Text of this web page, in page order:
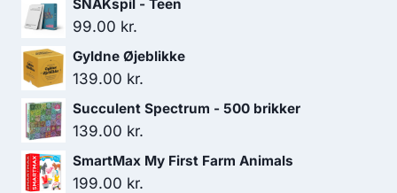
SNAKspil - Teen
99.00 kr.
Gyldne Øjeblikke
139.00 kr.
Succulent Spectrum - 500 brikker
139.00 kr.
SmartMax My First Farm Animals
199.00 kr.